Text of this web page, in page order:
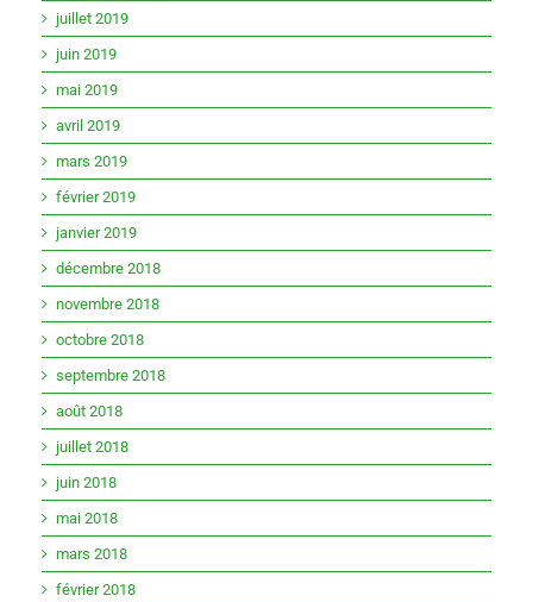
juillet 2019
juin 2019
mai 2019
avril 2019
mars 2019
février 2019
janvier 2019
décembre 2018
novembre 2018
octobre 2018
septembre 2018
août 2018
juillet 2018
juin 2018
mai 2018
mars 2018
février 2018